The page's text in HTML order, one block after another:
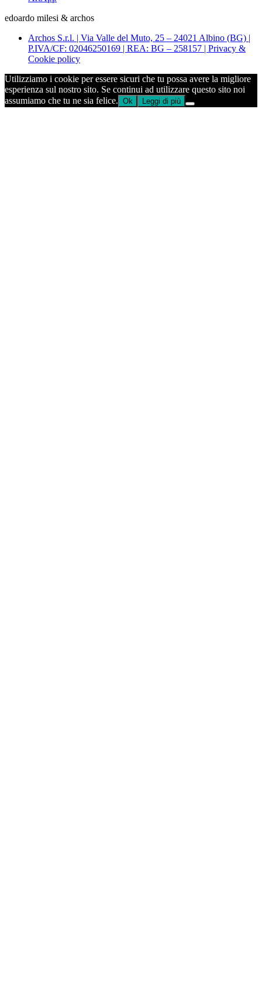
edoardo milesi & archos
Archos S.r.l. | Via Valle del Muto, 25 – 24021 Albino (BG) |
P.IVA/CF: 02046250169 | REA: BG – 258157 | Privacy &
Cookie policy
Utilizziamo i cookie per essere sicuri che tu possa avere la migliore
esperienza sul nostro sito. Se continui ad utilizzare questo sito noi
assumiamo che tu ne sia felice. Ok Leggi di più